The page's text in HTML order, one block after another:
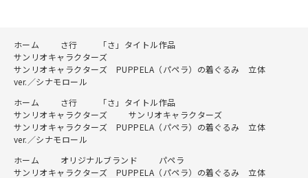
ホーム さ行
「さ」タイトル作品
サンリオキャラクターズ
サンリオキャラクターズ PUPPELA（パペラ）の着ぐるみ 立体
ver.／シナモロール
ホーム
さ行
「さ」タイトル作品
サンリオキャラクターズ
サンリオキャラクターズ
サンリオキャラクターズ PUPPELA（パペラ）の着ぐるみ 立体
ver.／シナモロール
ホーム
オリジナルブランド
パペラ
サンリオキャラクターズ PUPPELA（パペラ）の着ぐるみ 立体